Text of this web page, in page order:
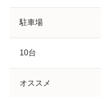
駐車場
10台
オススメ